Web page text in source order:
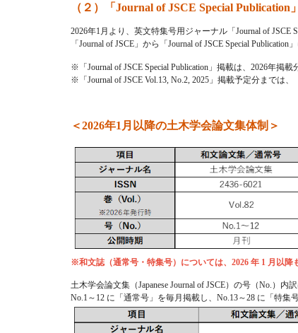
（２）「Journal of JSCE Special Publication
2026年1月より、英文特集号用ジャーナル「Journal of
「Journal of JSCE」から「Journal of JSCE Special Publication
※「Journal of JSCE Special Publication」掲載は、2026年掲
※「Journal of JSCE Vol.13, No.2, 2025」掲載予定分までは
＜2026年1月以降の土木学会論文集体制＞
※和文誌（通常号・特集号）については、2026 年 1 月以降
土木学会論文集（Japanese Journal of JSCE）の号（No.）内
No.1～12 に「通常号」を毎月掲載し、No.13～28 に「特集